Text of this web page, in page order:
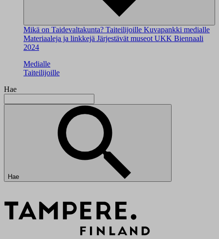
Mikä on Taidevaltakunta? Taiteilijoille Kuvapankki medialle
Materiaaleja ja linkkejä Järjestävät museot UKK Biennaali
2024
Medialle
Taiteilijoille
Hae
Hae